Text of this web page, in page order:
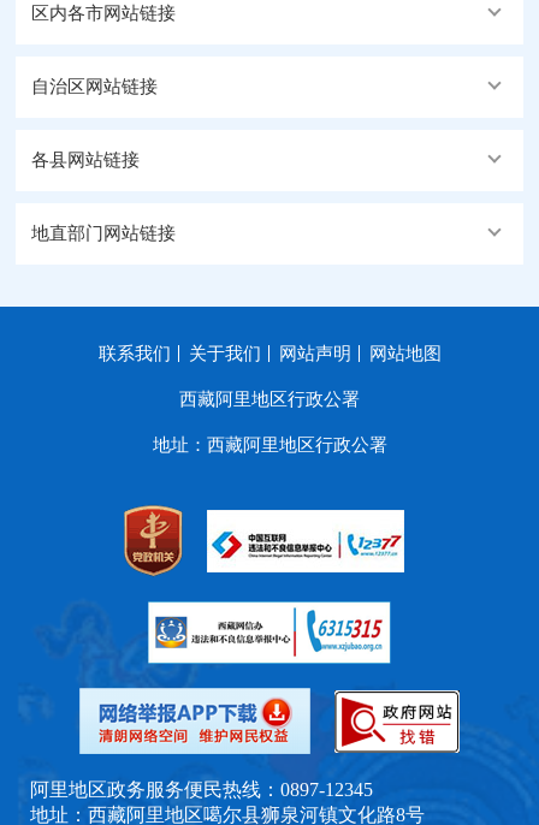
区内各市网站链接
自治区网站链接
各县网站链接
地直部门网站链接
联系我们 关于我们 网站声明 网站地图
西藏阿里地区行政公署
地址：西藏阿里地区行政公署
阿里地区政务服务便民热线：0897-12345
地址：西藏阿里地区噶尔县狮泉河镇文化路8号